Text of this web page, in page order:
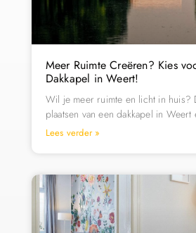
Meer Ruimte Creëren? Kies
Dakkapel in Weert!
Wil je meer ruimte en licht in huis?
plaatsen van een dakkapel in Weert
Lees verder »